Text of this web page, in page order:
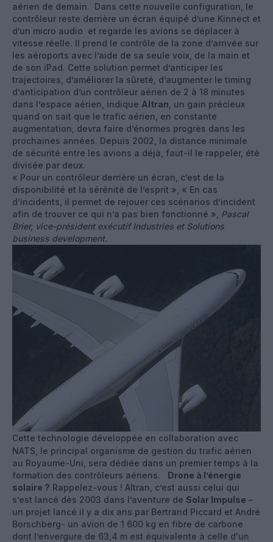
aérien de demain. Dans cette nouvelle configuration, le
contrôleur reste derrière un écran équipé d’une Kinnect et
d’un micro audio et regarde les avions se déplacer à
vitesse réelle. Il prend le contrôle de la zone d’arrivée sur
les aéroports avec l’aide de sa seule voix, de la main et
de son iPad. Cette solution permet d’anticiper les
trajectoires, d’améliorer la sûreté, d’augmenter le timing
d’anticipation d’un contrôleur aérien de 2 à 18 minutes
dans l’espace aérien, indique Altran , un gain précieux
quand on sait que le trafic aérien, en constante
augmentation, devra faire d’énormes progrès dans les
prochaines années. Depuis 2002, la distance minimale
de sécurité entre les avions a déjà, faut-il le rappeler, été
divisée par deux.
« Pour un contrôleur derrière un écran, c’est de la
disponibilité et la sérénité de l’esprit », « En cas
d’incidents, il permet de rejouer ces scénarios d’incident
afin de trouver ce qui n’a pas bien fonctionné », Pascal
Brier, vice-président exécutif Industries et Solutions
business development.
Cette technologie développée en collaboration avec
NATS, le principal organisme de gestion du trafic aérien
au Royaume-Uni, sera dédiée dans un premier temps à la
formation des contrôleurs aériens. Drone à l’énergie
solaire ? Rappelez-vous ! Altran, c’est aussi celui qui
s’est lancé dès 2003 dans l’aventure de Solar Impulse –
un projet lancé il y a dix ans par Bertrand Piccard et André
Borschberg- un avion de 1 600 kg en fibre de carbone
dont l’envergure de 63,4 m est équivalente à celle d'un